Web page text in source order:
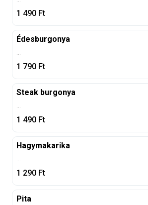
1 490 Ft
Édesburgonya
...
1 790 Ft
Steak burgonya
...
1 490 Ft
Hagymakarika
...
1 290 Ft
Pita